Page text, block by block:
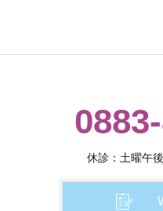
休診：土曜午